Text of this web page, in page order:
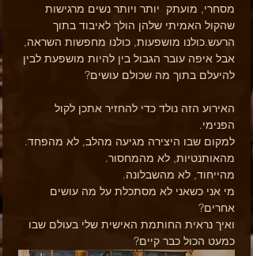
מסחרי, מועתק  יותר ויותר נשים מרגישות
שהקול האמיתי שלהן הולך לאיבוד בתוך
הרעש.כולנו מושפעות, כולנו מחפשות השראה,
אבל איפה עובר הגבול בין להיות מושפעת לבין
להיעלם בתוך מה שכולם עושים?
האירוע הזה נולד כדי להחזיר אתכן לקול
הפנימי.
למקום שבו היצירה מגיעה מהלב, לא מהפחד.
מהאותנטיות, לא מהמחסור.
מהייחוד, לא מהשבלונה.
מי אני כשאני לא מסתכלת על מה עושים
אחרים?
ואיך נראית החותמת האישית שלי בעולם שבו
כמעט הכול כבר קיים?